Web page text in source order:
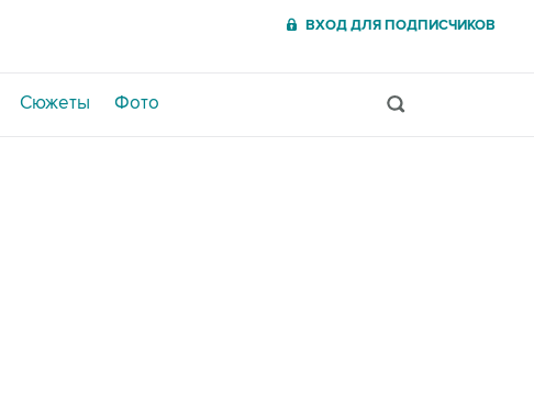
ВХОД ДЛЯ ПОДПИСЧИКОВ
Сюжеты Фото